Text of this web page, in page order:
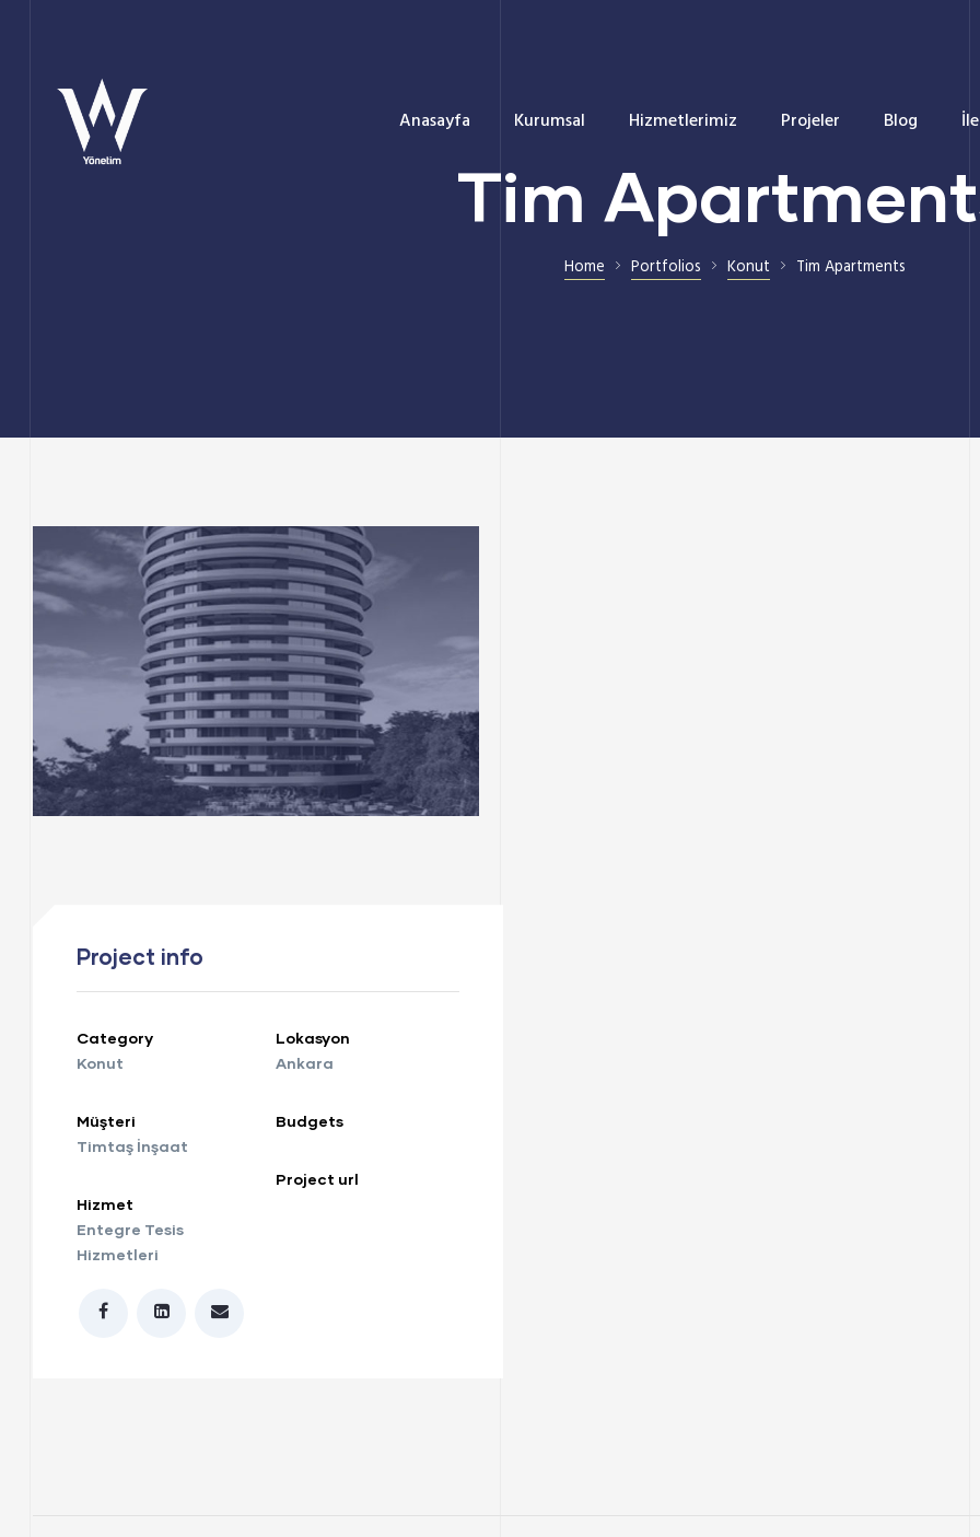
Anasayfa Kurumsal Hizmetlerimiz Projeler Blog
Tim
Home Portfolios Konut Tim Apartments
Project info
Category
Konut
Müşteri
Timtaş İnşaat
Hizmet
Entegre Tesis
Hizmetleri
Lokasyon
Ankara
Budgets
Project url